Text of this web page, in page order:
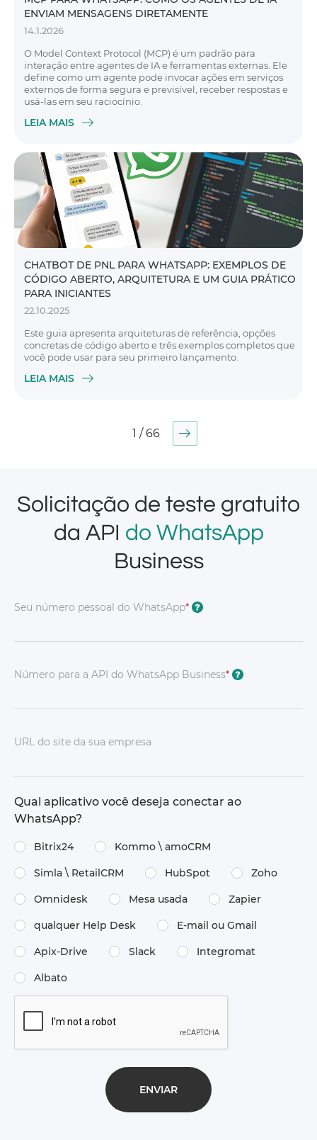
ENVIAM MENSAGENS DIRETAMENTE
14.1.2026
O Model Context Protocol (MCP) é um padrão para
interação entre agentes de IA e ferramentas externas. Ele
define como um agente pode invocar ações em serviços
externos de forma segura e previsível, receber respostas e
usá-las em seu raciocínio.
LEIA MAIS
CHATBOT DE PNL PARA WHATSAPP: EXEMPLOS DE
CÓDIGO ABERTO, ARQUITETURA E UM GUIA PRÁTICO
PARA INICIANTES
22.10.2025
Este guia apresenta arquiteturas de referência, opções
concretas de código aberto e três exemplos completos que
você pode usar para seu primeiro lançamento.
LEIA MAIS
1 / 66
Solicitação de teste gratuito
da API do WhatsApp
Business
Seu número pessoal do WhatsApp* ?
Número para a API do WhatsApp Business* ?
URL do site da sua empresa
Qual aplicativo você deseja conectar ao
WhatsApp?
Bitrix24 Kommo \ amoCRM
Simla \ RetailCRM HubSpot Zoho
Omnidesk Mesa usada Zapier
qualquer Help Desk E-mail ou Gmail
Apix-Drive Slack Integromat
Albato